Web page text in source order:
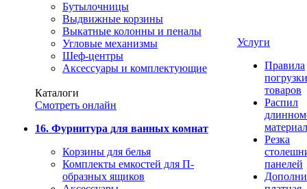
Бутылочницы
Выдвижные корзины
Выкатные колонны и пеналы
Угловые механизмы
Шеф-центры
Аксессуары и комплектующие
Каталоги
Смотреть онлайн
16. Фурнитура для ванных комнат
Корзины для белья
Комплекты емкостей для П-
образных ящиков
Услуги
Правила
погрузки
товаров
Распил
Резка
панелей